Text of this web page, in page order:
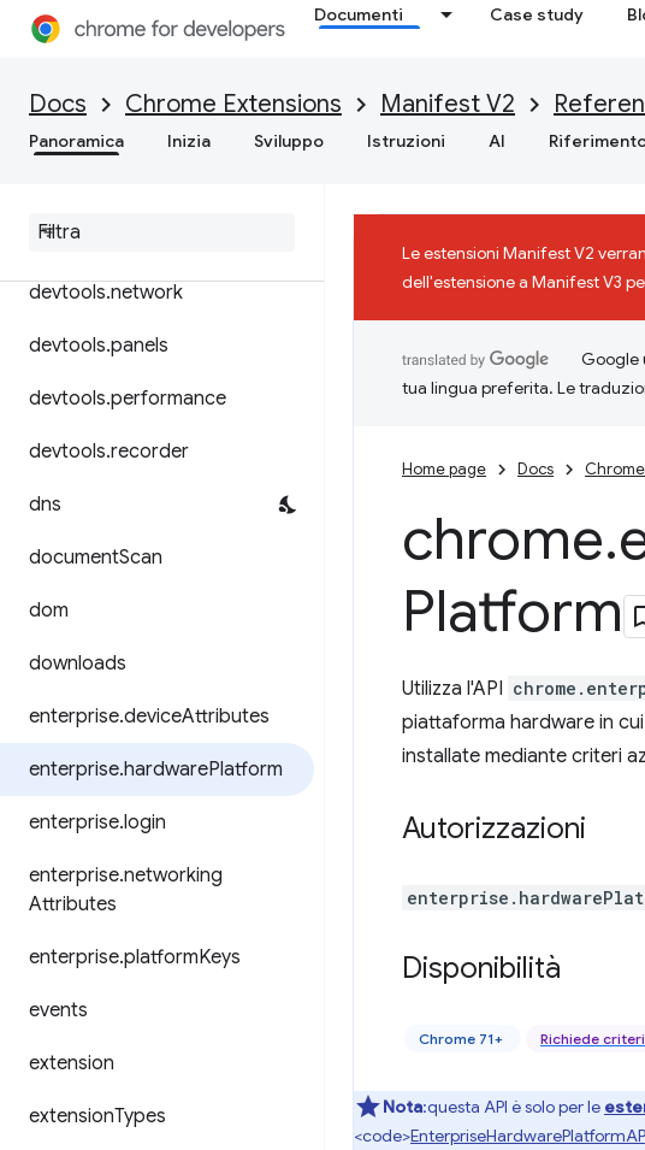
Documenti Case study
Docs Chrome Extensions Manifest V2
Panoramica Inizia Sviluppo Istruzioni AI
declarativeContent
declarativeWebRequest
devtools
devtools.network
devtools.panels
devtools.performance
devtools.recorder
dns
documentScan
dom
downloads
enterprise.deviceAttributes
enterprise.hardwarePlatform
enterprise.login
enterprise.networking
Attributes
enterprise.platformKeys
events
extension
extensionTypes
Le estensioni Manifest V2
dell'estensione a Manifest V3
Google
tua lingua preferita. Le
Home page Docs
chrome.
Platform
Utilizza l'API
piattaforma hardware in
installate mediante criteri
Autorizzazioni
Disponibilità
Chrome 71+ Richiede criteri
Nota:questa API è solo per le
<code>